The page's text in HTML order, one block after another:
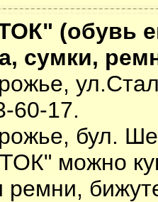
(обувь
сумки,
60-17.
бул.
можно
ремни,